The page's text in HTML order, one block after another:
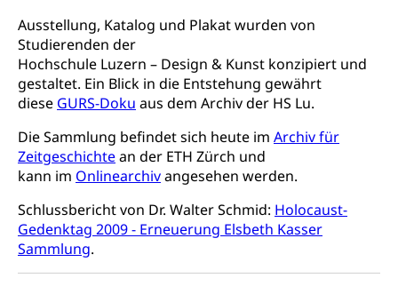
Ausstellung, Katalog und Plakat wurden von
Studierenden der
Hochschule Luzern – Design & Kunst konzipiert und
gestaltet. Ein Blick in die Entstehung gewährt
diese GURS-Doku aus dem Archiv der HS Lu.
Die Sammlung befindet sich heute im Archiv für
Zeitgeschichtean der ETH Zürch und
kann im Onlinearchivangesehen werden.
Schlussbericht von Dr. Walter Schmid: Holocaust-
Gedenktag 2009 - Erneuerung Elsbeth Kasser
Sammlung.
Vermittler, Vermittlungsstelle, Schlichtungsstelle,
Vermittlung, Schlichtung, Mediation
Umgang mit Beschwerden (Volksschulen)
Beschwerde Strassenverkehrsamt
Beschwerdestelle Spitäler
Schlichtungsstelle SEG
Rassismus
Diskriminierung, Fremdenfeindlichkeit,
Gleichberechtigung
Anlaufstelle Schutz vor Diskriminierung
(fabia)
Schutz vor Diskriminierung
Strafregister und Strafverfahren
Strafregistereintrag, Strafregisterauszug,
Kriminalität
Vormundschaft